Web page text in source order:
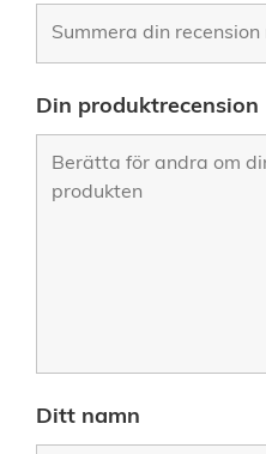
Din produktrecension
Ditt namn